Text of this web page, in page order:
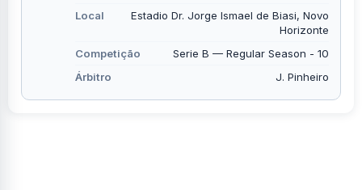
Local
Estadio Dr. Jorge Ismael de Biasi, Novo
Horizonte
Competição
Serie B — Regular Season - 10
Árbitro
J. Pinheiro